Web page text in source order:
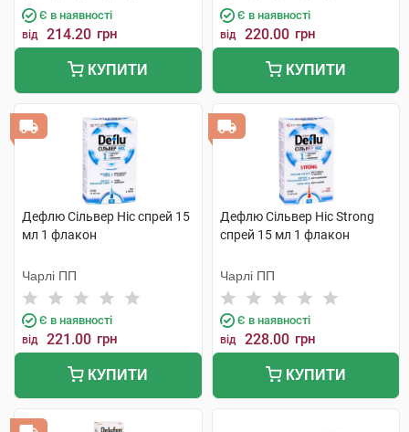
Є в наявності
від 214.20 грн
КУПИТИ
Є в наявності
від 220.00 грн
КУПИТИ
Дефлю Сільвер Ніс спрей 15
мл 1 флакон
Чарлі ПП
Є в наявності
від 221.00 грн
КУПИТИ
Дефлю Сільвер Ніс Strong
спрей 15 мл 1 флакон
Чарлі ПП
Є в наявності
від 228.00 грн
КУПИТИ